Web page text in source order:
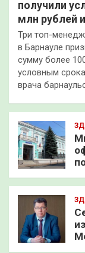
получили
млн рублей
Три топ-
в Барнауле
сумму более
условным
врача